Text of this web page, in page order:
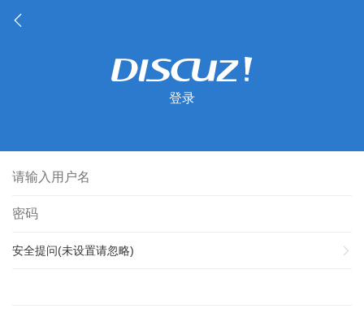
登录
安全提问(未设置请忽略)